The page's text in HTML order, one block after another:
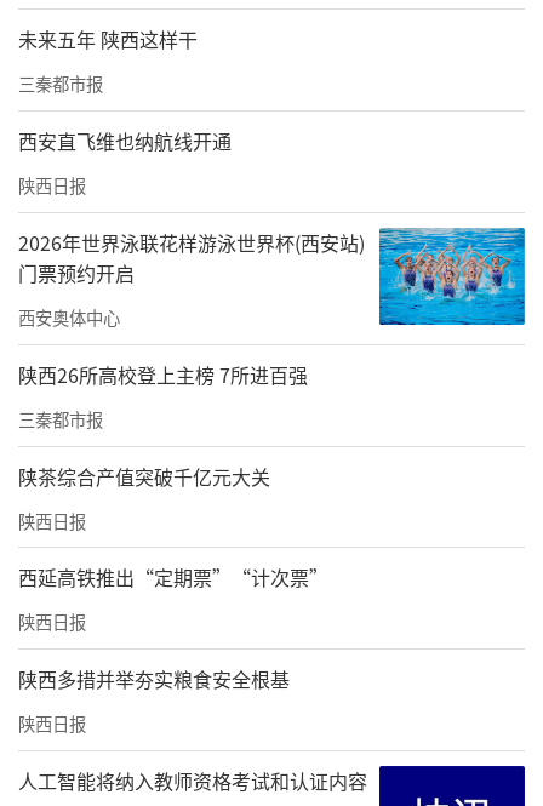
郭晏闳代表市教育局致辞。她指出，今天两个
组织的成立，是咸阳市建设国家产教融合试点
城市的重要成果，市教育局将在强化政策支
队伍、完善保障机制等方面持续发力。
中国联合网络通信有限公司咸阳市分公司党委委员、副总经理胡昭
致辞
胡昭代表企业致辞。他表示，作为共同体核心
企业单位，中国联通将深度参与专业共建，开
放企业实训基地、算力资源、项目资源，打
未来五年 陕西这样干
三秦都市报
西安直飞维也纳航线开通
陕西日报
2026年世界泳联花样游泳世界杯(西安站)
门票预约开启
西安奥体中心
陕西26所高校登上主榜 7所进百强
三秦都市报
陕茶综合产值突破千亿元大关
陕西日报
西延高铁推出“定期票”“计次票”
陕西日报
陕西多措并举夯实粮食安全根基
陕西日报
人工智能将纳入教师资格考试和认证内容